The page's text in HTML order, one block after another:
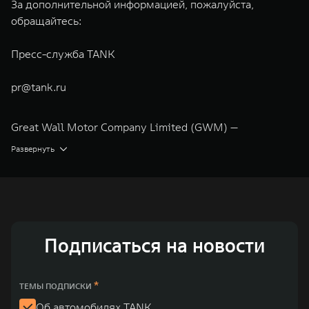
За дополнительной информацией, пожалуйста,
обращайтесь:
Пресс-служба TANK
pr@tank.ru
Great Wall Motor Company Limited (GWM) —
глобальный производитель внедорожников,
2011 годах соответственно. Сфера деятельности
исследования и разработки, производство, продажу и
обслуживание автомобилей и запчастей. Значительная
Развернуть
Подписаться на новости
ТЕМЫ ПОДПИСКИ *